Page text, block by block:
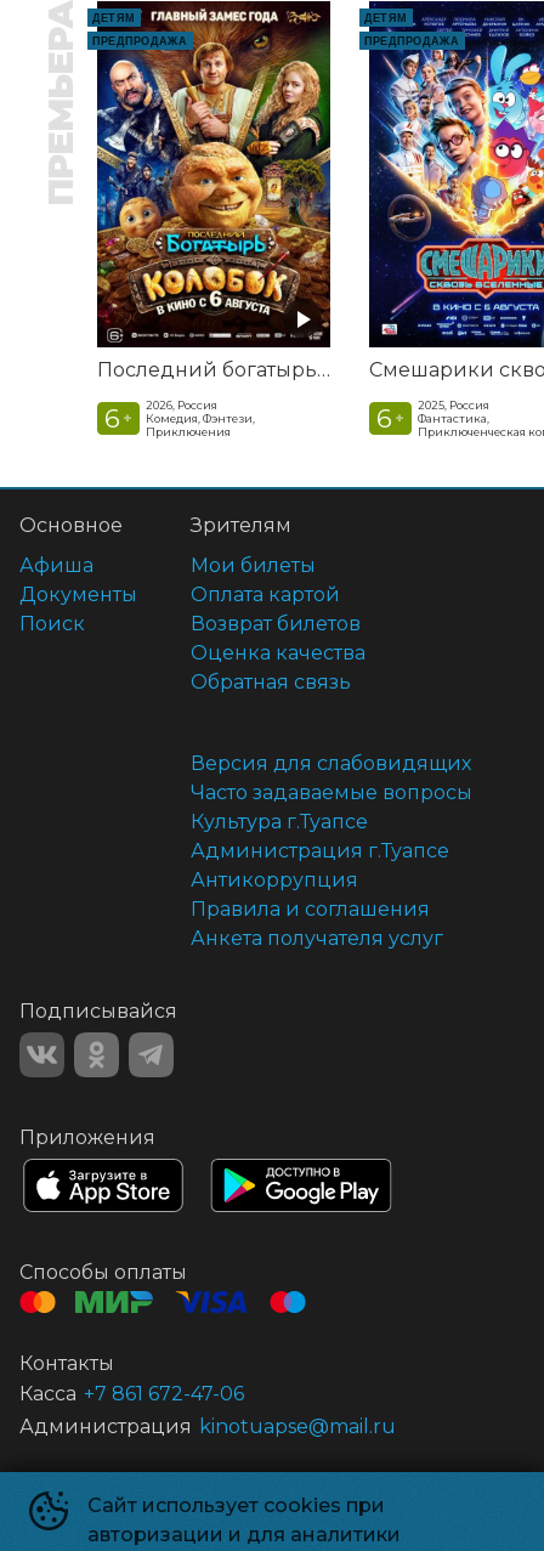
ПРЕМЬЕРА
ДЕТЯМ
ПРЕДПРОДАЖА
Последний богатырь. Колобок
6 +
2026, Россия
Комедия, Фэнтези,
Приключения
ДЕТЯМ
ПРЕДПРОДАЖА
6 +
2025, Россия
Фантастика,
Приключенческая
Сайт использует cookies при
авторизации и для аналитики
Основное
Афиша
Документы
Поиск
Зрителям
Мои билеты
Оплата картой
Возврат билетов
Оценка качества
Обратная связь
Версия для слабовидящих
Часто задаваемые вопросы
Культура г.Туапсе
Администрация г.Туапсе
Антикоррупция
Правила и соглашения
Анкета получателя услуг
Подписывайся
Приложения
Способы оплаты
Контакты
Касса +7 861 672-47-06
Администрация kinotuapse@mail.ru
Муниципальное автономное учреждение культуры «Центр кино
и досуга «Россия»© 1959- 2026